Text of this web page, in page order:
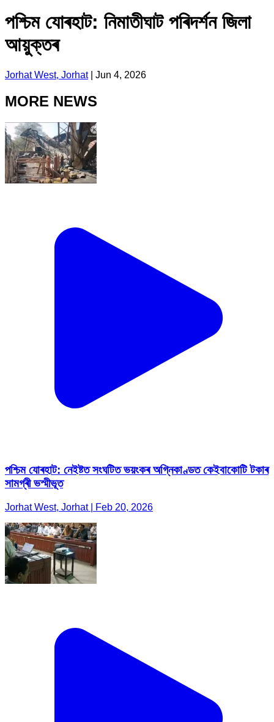
পশ্চিম যোৰহাট: নিমাতীঘাট পৰিদৰ্শন জিলা
আয়ুক্তৰ
Jorhat West, Jorhat| Jun 4, 2026
MORE NEWS
পশ্চিম যোৰহাট: নেইষ্টত সংঘটিত ভয়ংকৰ অগ্নিকাণ্ডত কেইবাকোটি টকাৰ
সামগ্ৰী ভস্মীভূত
Jorhat West, Jorhat | Feb 20, 2026